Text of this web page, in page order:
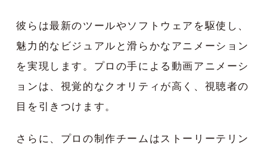
彼らは最新のツールやソフトウェアを駆使し、
魅力的なビジュアルと滑らかなアニメーション
を実現します。プロの手による動画アニメーシ
ョンは、視覚的なクオリティが高く、視聴者の
目を引きつけます。
さらに、プロの制作チームはストーリーテリン